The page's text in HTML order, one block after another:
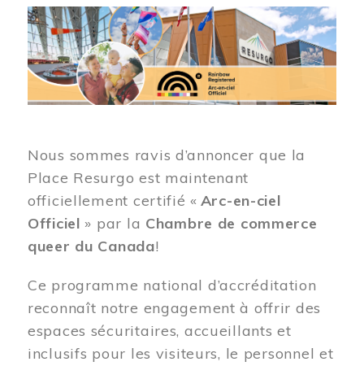
Image
Nous sommes ravis d’annoncer que la
Place Resurgo est maintenant
officiellement certifié « Arc-en-ciel
Officiel » par la Chambre de commerce
queer du Canada!
Ce programme national d’accréditation
reconnaît notre engagement à offrir des
espaces sécuritaires, accueillants et
inclusifs pour les visiteurs, le personnel et